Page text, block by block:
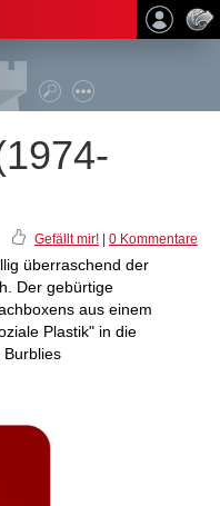
Gefällt mir! 0 Kommentare
überraschend der
Der gebürtige
aus einem
Plastik" in die
Burblies